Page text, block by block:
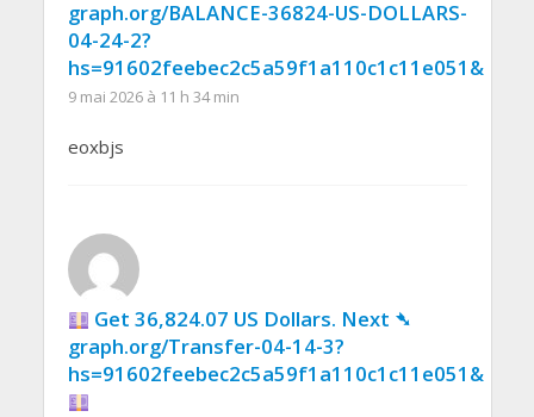
graph.org/BALANCE-36824-US-DOLLARS-
04-24-2?
hs=91602feebec2c5a59f1a110c1c11e051&
9 mai 2026 à 11 h 34 min
eoxbjs
Get 36,824.07 US Dollars. Next ➴
graph.org/Transfer-04-14-3?
hs=91602feebec2c5a59f1a110c1c11e051&